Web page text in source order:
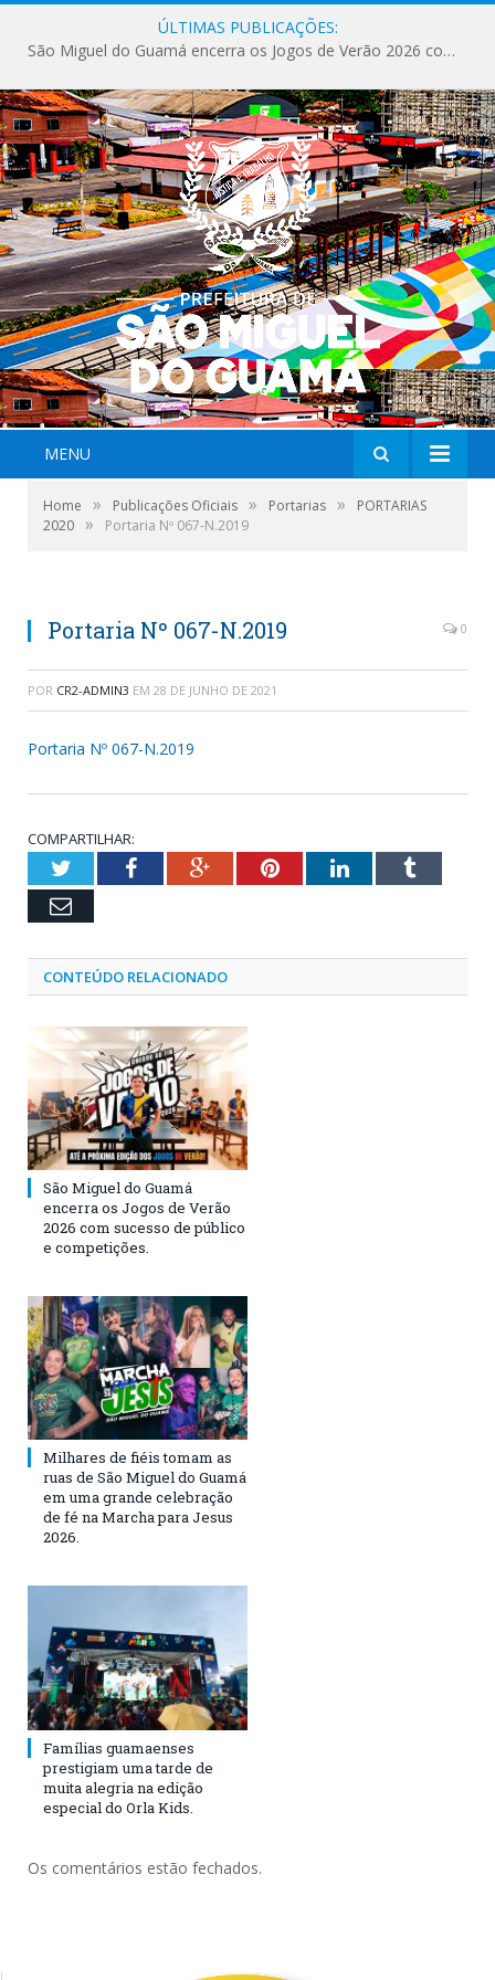
ÚLTIMAS PUBLICAÇÕES:
São Miguel do Guamá encerra os Jogos de Verão 2026 com sucesso de público e competições.
MENU
Home » Publicações Oficiais » Portarias »
PORTARIAS
2020 » Portaria Nº 067-N.2019
Portaria Nº 067-N.2019 0
POR CR2-ADMIN3 EM 28 DE JUNHO DE 2021
Portaria Nº 067-N.2019
COMPARTILHAR:
TwitterFacebookGoogle+PinterestLinkedInTumblr
Email
CONTEÚDO RELACIONADO
São Miguel do Guamá
encerra os Jogos de Verão
2026 com sucesso de público
e competições.
Milhares de fiéis tomam as
ruas de São Miguel do Guamá
em uma grande celebração
de fé na Marcha para Jesus
2026.
Famílias guamaenses
prestigiam uma tarde de
muita alegria na edição
especial do Orla Kids.
Os comentários estão fechados.